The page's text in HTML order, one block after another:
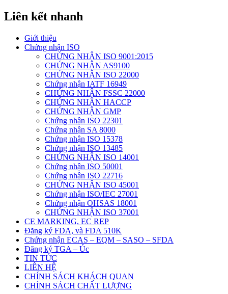
Liên kết nhanh
Giới thiệu
Chứng nhận ISO
CHỨNG NHẬN ISO 9001:2015
CHỨNG NHẬN AS9100
CHỨNG NHẬN ISO 22000
Chứng nhận IATF 16949
CHỨNG NHẬN FSSC 22000
CHỨNG NHẬN HACCP
CHỨNG NHẬN GMP
Chứng nhận ISO 22301
Chứng nhận SA 8000
Chứng nhận ISO 15378
Chứng nhận ISO 13485
CHỨNG NHẬN ISO 14001
Chứng nhận ISO 50001
Chứng nhận ISO 22716
CHỨNG NHẬN ISO 45001
Chứng nhận ISO/IEC 27001
Chứng nhận OHSAS 18001
CHỨNG NHẬN ISO 37001
CE MARKING, EC REP
Đăng ký FDA, và FDA 510K
Chứng nhận ECAS – EQM – SASO – SFDA
Đăng ký TGA – Úc
TIN TỨC
LIÊN HỆ
CHÍNH SÁCH KHÁCH QUAN
CHÍNH SÁCH CHẤT LƯỢNG